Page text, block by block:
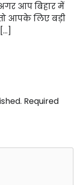
आप बिहार में
आपके लिए बड़ी
Required